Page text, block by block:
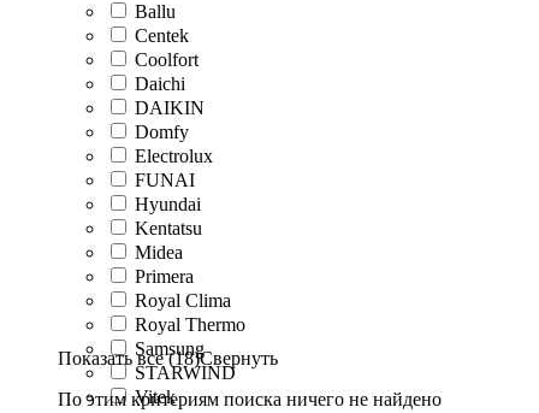
Ballu
Centek
Coolfort
Daichi
DAIKIN
Domfy
Electrolux
FUNAI
Hyundai
Kentatsu
Midea
Primera
Royal Clima
Royal Thermo
Samsung
STARWIND
Vitek
Показать все (18)Свернуть
По этим критериям поиска ничего не найдено